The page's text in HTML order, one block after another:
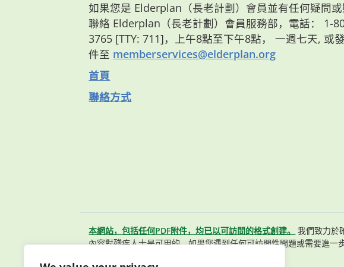
如果您是 Elderplan（長老計劃）會員並有任何疑問
聯絡 Elderplan（長老計劃）會員服務部，電話： 1-
3765 [TTY: 711]，上午8點至下午8點， 一週七天, 或
件至 memberservices@elderplan.org
首頁
聯絡方式
本網站，包括任何PDF附件，均已以可訪問的格式創建。
我們致力於
內容對殘疾人士是可用的。如果您遇到任何可訪問性問題或需要進一